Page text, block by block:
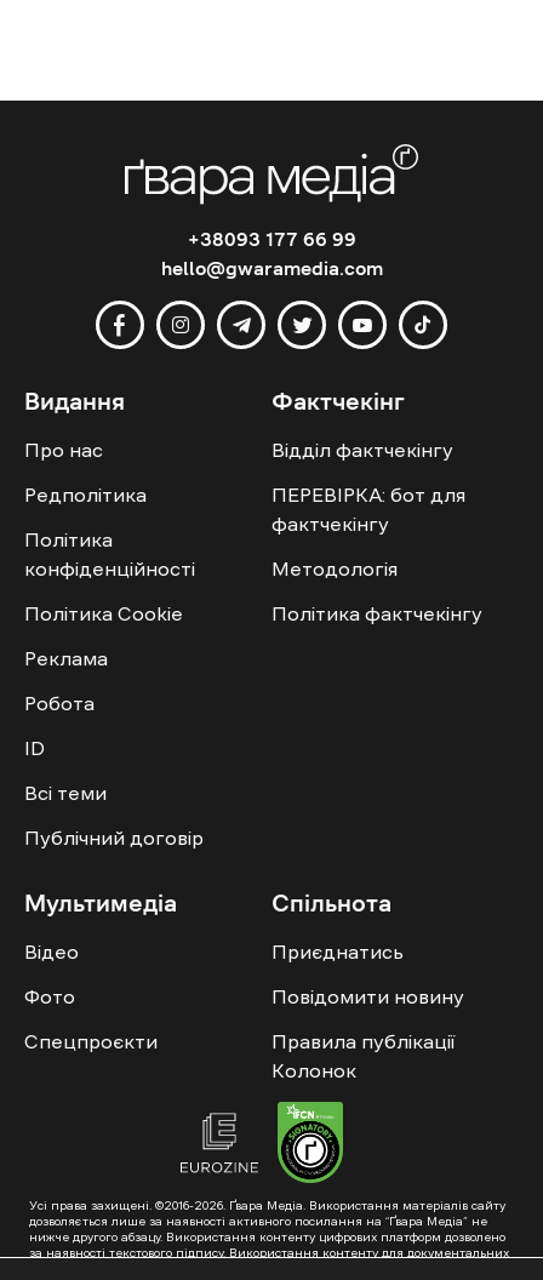
+38093 177 66 99
hello@gwaramedia.com
Видання
Про нас
Редполітика
Політика
конфіденційності
Політика Cookie
Реклама
Робота
ID
Всі теми
Публічний договір
Фактчекінг
Відділ фактчекінгу
ПЕРЕВІРКА: бот для
фактчекінгу
Методологія
Політика фактчекінгу
Мультимедіа
Відео
Фото
Спецпроєкти
Спільнота
Приєднатись
Повідомити новину
Правила публікації
Колонок
Усі права захищені. ©2016-2026. Ґвара Медіа. Використання матеріалів сайту
дозволяється лише за наявності активного посилання на “Ґвара Медіа” не
нижче другого абзацу. Використання контенту цифрових платформ дозволено
за наявності текстового підпису. Використання контенту для документальних